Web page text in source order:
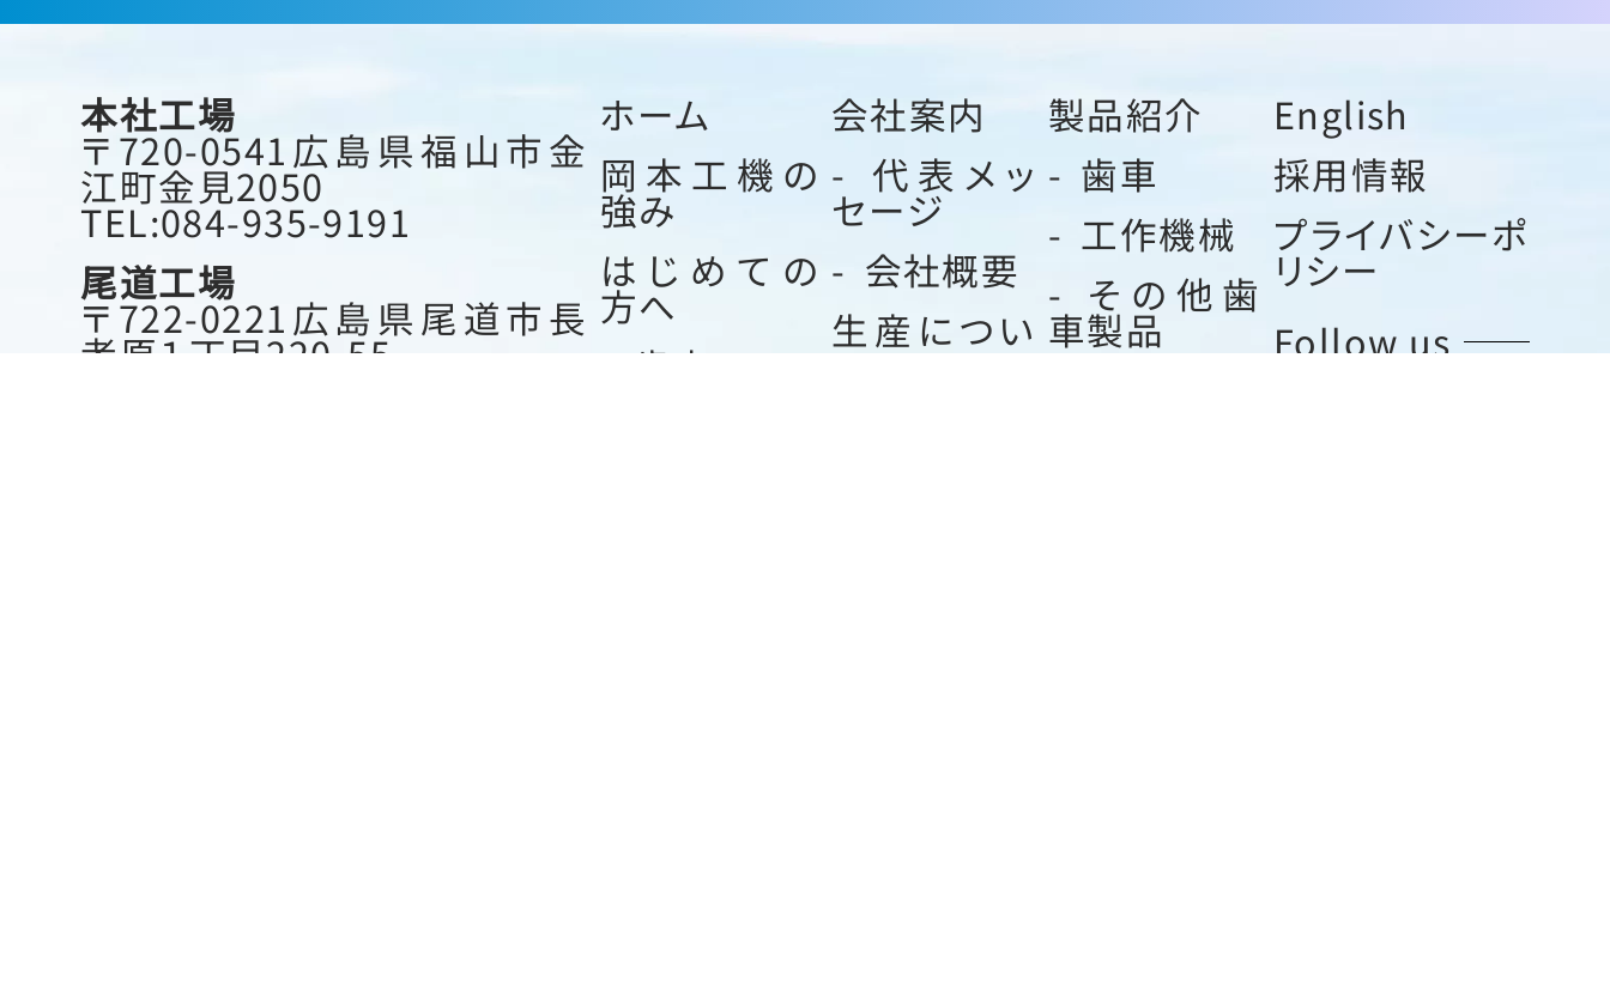
本社工場
〒720-0541広島県福山市金
江町金見2050
TEL:084-935-9191
尾道工場
〒722-0221広島県尾道市長
者原１丁目220-55
ホーム
岡本工機の
強み
はじめての
方へ
歯車の い・
会社案内
代表メッ
セージ
会社概要
生産につい
て
製品紹介
歯車
工作機械
その他歯
車製品
English
採用情報
プライバシーポ
リシー
Follow us